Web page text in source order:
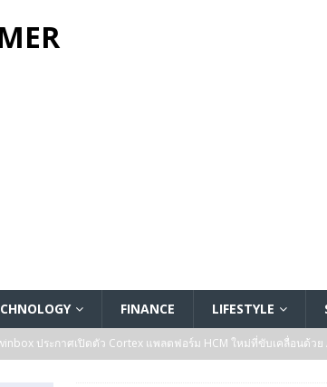
FINANCE LIFESTYLE
ประกาศเปิดตัว Cortex แพลตฟอร์ม HCM ใหม่ที่ขับเคลื่อนด้วย